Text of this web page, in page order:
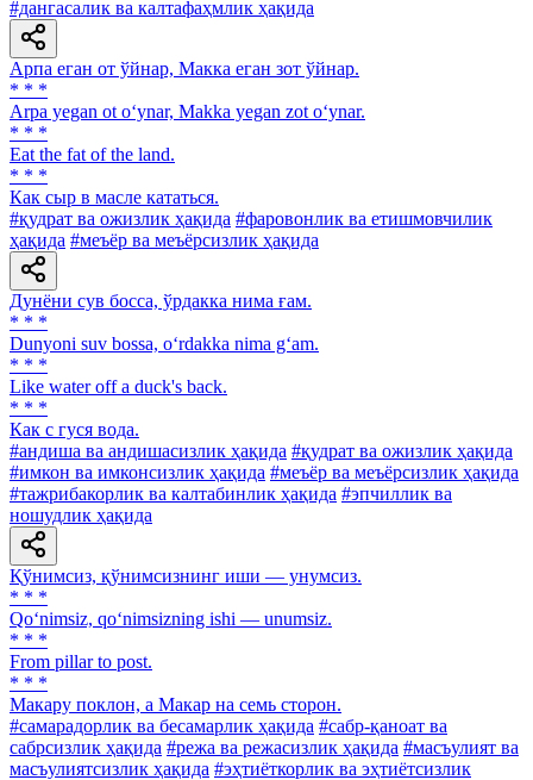
#дангасалик ва калтафаҳмлик ҳақида
Арпа еган от ўйнар, Макка еган зот ўйнар.
* * *
Arpa yegan ot o‘ynar, Makka yegan zot o‘ynar.
* * *
Eat the fat of the land.
* * *
Как сыр в масле кататься.
#қудрат ва ожизлик ҳақида #фаровонлик ва етишмовчилик
ҳақида #меъёр ва меъёрсизлик ҳақида
Дунёни сув босса, ўрдакка нима ғам.
* * *
Dunyoni suv bossa, o‘rdakka nima g‘am.
* * *
Like water off a duck's back.
* * *
Как с гуся вода.
#андиша ва андишасизлик ҳақида #қудрат ва ожизлик ҳақида
#имкон ва имконсизлик ҳақида #меъёр ва меъёрсизлик ҳақида
#тажрибакорлик ва калтабинлик ҳақида #эпчиллик ва
ношудлик ҳақида
Қўнимсиз, қўнимсизнинг иши — унумсиз.
* * *
Qo‘nimsiz, qo‘nimsizning ishi — unumsiz.
* * *
From pillar to post.
* * *
Макару поклон, а Макар на семь сторон.
#самарадорлик ва бесамарлик ҳақида #сабр-қаноат ва
сабрсизлик ҳақида #режа ва режасизлик ҳақида #масъулият ва
масъулиятсизлик ҳақида #эҳтиёткорлик ва эҳтиётсизлик